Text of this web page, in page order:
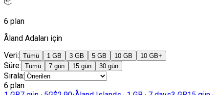
6 plan
Åland Adaları için
Veri: Tümü 1 GB 3 GB 5 GB 10 GB 10 GB+
Süre: Tümü 7 gün 15 gün 30 gün
Sırala:
6 plan